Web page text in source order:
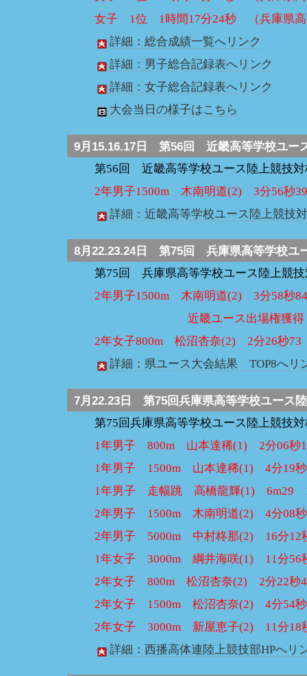
女子 1位 1時間17分24秒 （兵庫県高
詳細：総合成績一覧へリンク
詳細：男子総合記録表へリンク
詳細：女子総合記録表へリンク
大会当日の様子はこちら
9月15.16.17日 第56回 近畿高等学校ユー
第56回 近畿高等学校ユース陸上競技
2年男子1500m 木南明道(2) 3分56秒
詳細：近畿高等学校ユース陸上競技
8月22.23.24日 第75回 兵庫県高等学校ユ
第75回 兵庫県高等学校ユース陸上競
2年男子1500m 木南明道(2) 3分58秒
近畿ユース出場権獲得
2年女子800m 松沼杏奈(2) 2分26秒
詳細：県ユース大会結果 TOP8へリ
7月22.23日 第75回兵庫県高等学校ユース
第75回兵庫県高等学校ユース陸上競技
1年男子 800m 山本達稀(1) 2分06秒
1年男子 1500m 山本達稀(1) 4分19
1年男子 走幅跳 高橋龍輝(1) 6m29
2年男子 1500m 木南明道(2) 4分08
2年男子 5000m 中村柊那(2) 16分12
1年女子 3000m 綱井海咲(1) 11分56
2年女子 800m 松沼杏奈(2) 2分22秒
2年女子 1500m 松沼杏奈(2) 4分54
2年女子 3000m 新屋恵子(2) 11分18
詳細：西播高体連陸上競技部HPへ